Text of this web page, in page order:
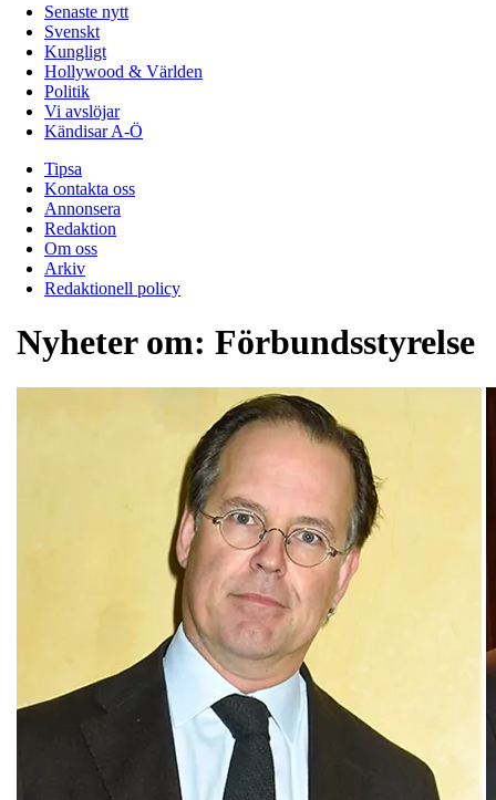
Senaste nytt
Svenskt
Kungligt
Hollywood & Världen
Politik
Vi avslöjar
Kändisar A-Ö
Tipsa
Kontakta oss
Annonsera
Redaktion
Om oss
Arkiv
Redaktionell policy
Nyheter om: Förbundsstyrelse